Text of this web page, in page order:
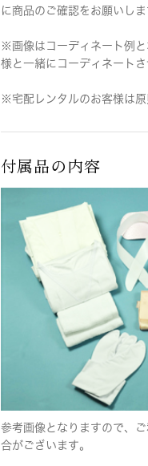
に商品のご確認をお願いしま
※画像はコーディネート例
様と一緒にコーディネートさ
※宅配レンタルのお客様は原
付属品の内容
参考画像となりますので、
合がございます。